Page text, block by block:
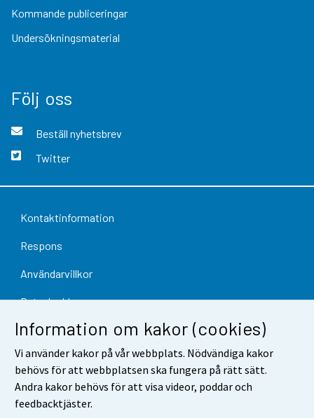
Information om kakor (cookies)
Vi använder kakor på vår webbplats. Nödvändiga kakor
behövs för att webbplatsen ska fungera på rätt sätt.
Andra kakor behövs för att visa videor, poddar och
feedbacktjäster.
Kommande publiceringar
Undersökningsmaterial
Följ oss
Beställ nyhetsbrev
Twitter
Kontaktinformation
Respons
Användarvillkor
Dataskydd
Tillgänglighet
Information om webbplatsen
Cookie-inställningar